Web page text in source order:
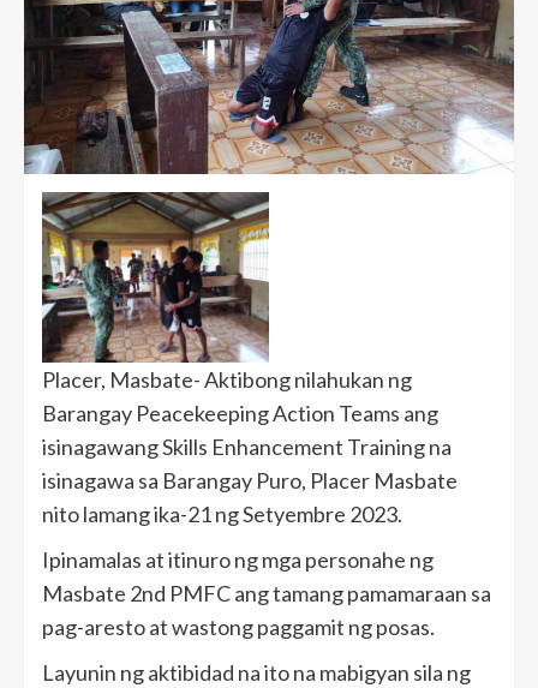
Placer, Masbate- Aktibong nilahukan ng
Barangay Peacekeeping Action Teams ang
isinagawang Skills Enhancement Training na
isinagawa sa Barangay Puro, Placer Masbate
nito lamang ika-21 ng Setyembre 2023.
Ipinamalas at itinuro ng mga personahe ng
Masbate 2nd PMFC ang tamang pamamaraan sa
pag-aresto at wastong paggamit ng posas.
Layunin ng aktibidad na ito na mabigyan sila ng